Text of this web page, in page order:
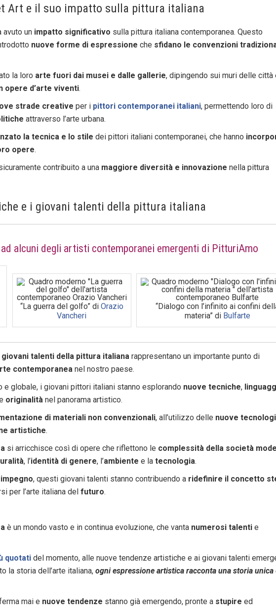
Art e il suo impatto sulla pittura italiana
avuto un impatto significativo sulla pittura italiana contemporanea. Questo
nuove forme di espressione che sfidano le convenzioni
la loro arte fuori dai musei e dalle gallerie, dipingendo sui muri delle città
opere d’arte viventi.
strade creative per i pittori contemporanei italiani, permettendo loro di
attraverso l’arte urbana.
la tecnica e lo stile dei pittori italiani contemporanei, che hanno
opere.
contribuito a una maggiore diversità e innovazione nella pittura
e i giovani talenti della pittura italiana
ad alcuni degli artisti contemporanei emergenti di PitturiAmo
“La guerra del golfo” di Orazio
Vancheri
“Dialogo con l’infinito ai confini
materia” di Bulfarte
giovani talenti della pittura italiana rappresentano un importante punto di
contemporanea nel nostro paese.
e globale, i giovani pittori italiani stanno esplorando nuove tecniche,
originalità nel panorama artistico.
di materiali non convenzionali, all’utilizzo delle nuove
artistiche.
si arricchisce così di opere che riflettono le complessità della società
, l’identità di genere, l’ambiente e la tecnologia.
impegno, questi giovani talenti stanno contribuendo a ridefinire il concetto
per l’arte italiana del futuro.
è un mondo vasto e in continua evoluzione, che vanta numerosi talenti e
quotati del momento, alle nuove tendenze artistiche e ai giovani talenti
la storia dell’arte italiana, ogni espressione artistica racconta una storia unica
mai e nuove tendenze stanno già emergendo, pronte a stupire ed